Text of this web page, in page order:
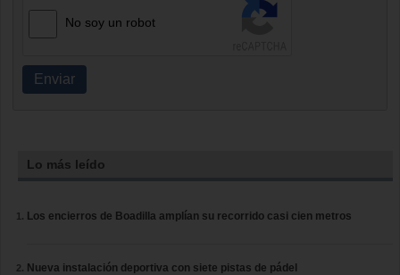
No soy un robot
Enviar
Lo más leído
Los encierros de Boadilla amplían su recorrido casi cien metros
Nueva instalación deportiva con siete pistas de pádel